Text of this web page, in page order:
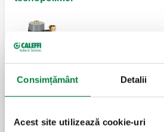
Consimțământ Detalii
Acest site utilizează cookie-uri